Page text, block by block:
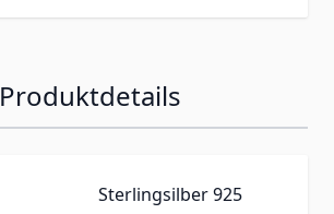
Produktdetails
Sterlingsilber 925